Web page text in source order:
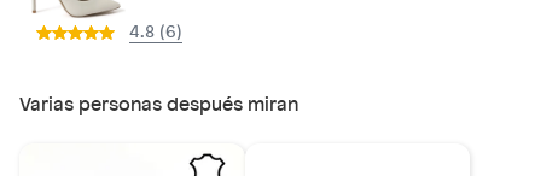
n
4.8 (6)
Varias personas después miran